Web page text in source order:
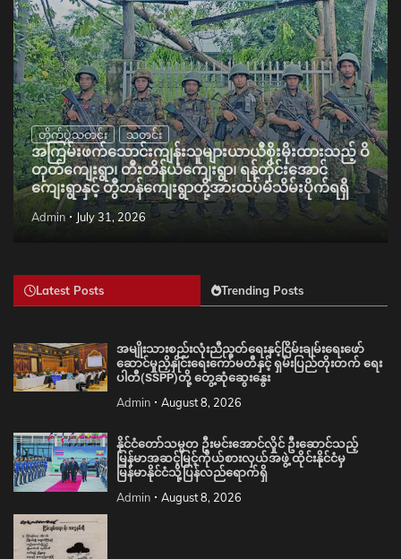
တိုက်ပွဲသတင်း သတင်း
အကြမ်းဖက်သောင်းကျန်းသူများယာယီစိုးမိုးထားသည့် ဝိ
တုတ်ကျေးရွာ၊ တီးတိန်ယံကျေးရွာ၊ ရန်တိုင်းအောင်
ကျေးရွာနှင့် တွီဘန်ကျေးရွာတို့အားထပ်မံသိမ်းပိုက်ရရှိ
Admin July 31, 2026
Latest Posts Trending Posts
အမျိုးသားစည်းလုံးညီညွတ်ရေးနှင့်ငြိမ်းချမ်းရေးဖော်
ဆောင်မှုညှိနှိုင်းရေးကော်မတီနှင့် ရှမ်းပြည်တိုးတက် ရေး
ပါတီ(SSPP)တို့ တွေ့ဆုံဆွေးနွေး
Admin August 8, 2026
နိုင်ငံတော်သမ္မတ ဦးမင်းအောင်လှိုင် ဦးဆောင်သည့်
မြန်မာအဆင့်မြင့်ကိုယ်စားလှယ်အဖွဲ့ ထိုင်းနိုင်ငံမှ
မြန်မာနိုင်ငံသို့ပြန်လည်ရောက်ရှိ
Admin August 8, 2026